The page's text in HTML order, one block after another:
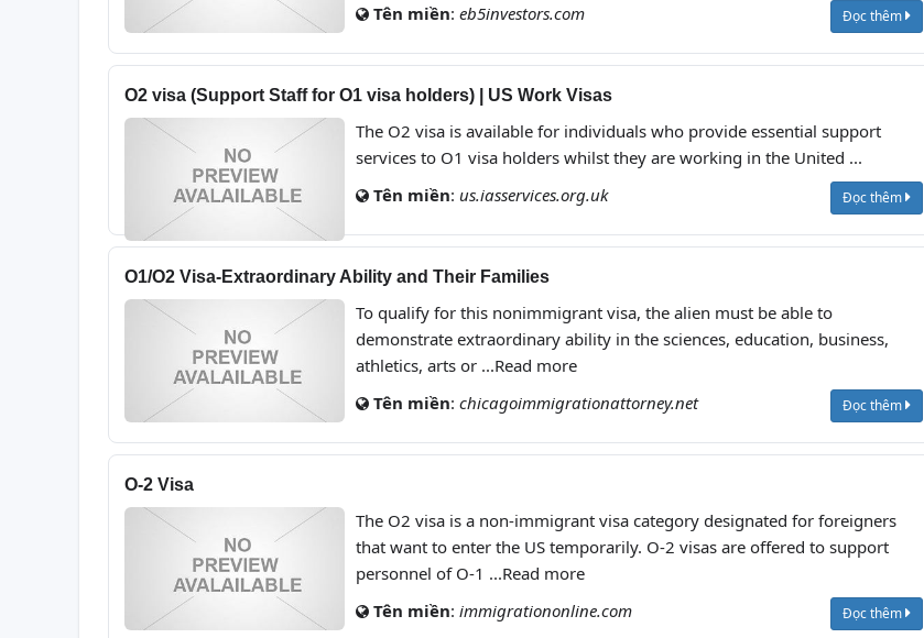
Tên miền: eb5investors.com Đọc thêm
O2 visa (Support Staff for O1 visa holders) | US Work Visas
The O2 visa is available for individuals who provide essential support
services to O1 visa holders whilst they are working in the United ...
Tên miền: us.iasservices.org.uk Đọc thêm
O1/O2 Visa-Extraordinary Ability and Their Families
To qualify for this nonimmigrant visa, the alien must be able to
demonstrate extraordinary ability in the sciences, education, business,
athletics, arts or ...Read more
Tên miền: chicagoimmigrationattorney.net Đọc thêm
O-2 Visa
The O2 visa is a non-immigrant visa category designated for foreigners
that want to enter the US temporarily. O-2 visas are offered to support
personnel of O-1 ...Read more
Tên miền: immigrationonline.com Đọc thêm